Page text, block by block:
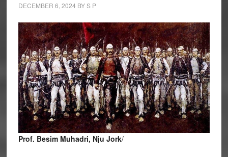
DECEMBER 6, 2024 BYS P
Prof. Besim Muhadri, Nju Jork/